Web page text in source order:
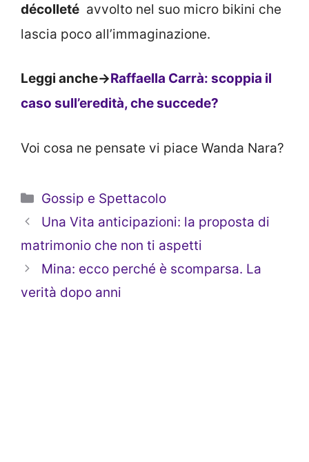
décolleté avvolto nel suo micro bikini che
lascia poco all’immaginazione.
Leggi anche->Raffaella Carrà: scoppia il
caso sull’eredità, che succede?
Voi cosa ne pensate vi piace Wanda Nara?
Categorie
Gossip e Spettacolo
Una Vita anticipazioni: la proposta di
matrimonio che non ti aspetti
Mina: ecco perché è scomparsa. La
verità dopo anni